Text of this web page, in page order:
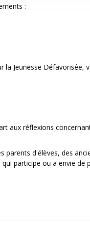
:
Jeunesse Défavorisée,
aux réflexions
parents d'élèves, des
participe ou a envie de